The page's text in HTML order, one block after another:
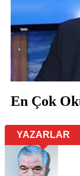
En Çok
YAZARLAR